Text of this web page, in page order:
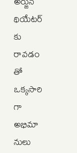
థియేటర్‌
కు
రావడం
తో
ఒక్కసారి
గా
అభిమా
నులు